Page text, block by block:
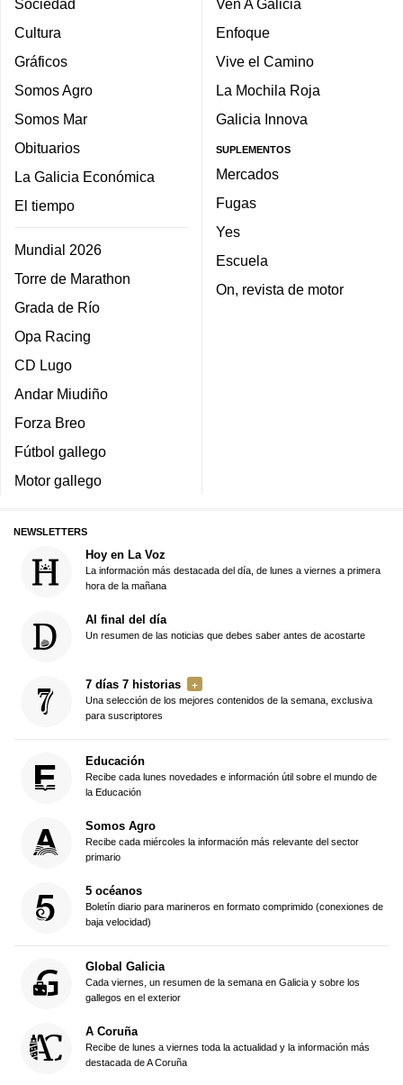
Cultura
Gráficos
Somos Agro
Somos Mar
Obituarios
La Galicia Económica
El tiempo
Mundial 2026
Torre de Marathon
Grada de Río
Opa Racing
CD Lugo
Andar Miudiño
Forza Breo
Fútbol gallego
Motor gallego
Enfoque
Vive el Camino
La Mochila Roja
Galicia Innova
SUPLEMENTOS
Mercados
Fugas
Yes
Escuela
On, revista de motor
NEWSLETTERS
Hoy en La Voz
La información más destacada del día, de lunes a viernes a primera
hora de la mañana
Al final del día
Un resumen de las noticias que debes saber antes de acostarte
7 días 7 historias
Una selección de los mejores contenidos de la semana, exclusiva
para suscriptores
Educación
Recibe cada lunes novedades e información útil sobre el mundo de
la Educación
Somos Agro
Recibe cada miércoles la información más relevante del sector
primario
5 océanos
Boletín diario para marineros en formato comprimido (conexiones de
baja velocidad)
Global Galicia
Cada viernes, un resumen de la semana en Galicia y sobre los
gallegos en el exterior
A Coruña
Recibe de lunes a viernes toda la actualidad y la información más
destacada de A Coruña